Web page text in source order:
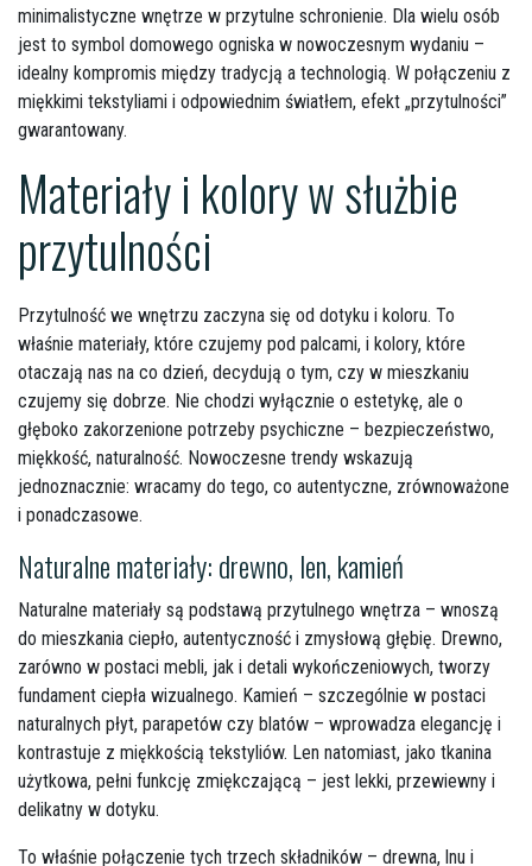
minimalistyczne wnętrze w przytulne schronienie. Dla wielu osób
jest to symbol domowego ogniska w nowoczesnym wydaniu –
idealny kompromis między tradycją a technologią. W połączeniu z
miękkimi tekstyliami i odpowiednim światłem, efekt „przytulności”
gwarantowany.
Materiały i kolory w służbie
przytulności
Przytulność we wnętrzu zaczyna się od dotyku i koloru. To
właśnie materiały, które czujemy pod palcami, i kolory, które
otaczają nas na co dzień, decydują o tym, czy w mieszkaniu
czujemy się dobrze. Nie chodzi wyłącznie o estetykę, ale o
głęboko zakorzenione potrzeby psychiczne – bezpieczeństwo,
miękkość, naturalność. Nowoczesne trendy wskazują
jednoznacznie: wracamy do tego, co autentyczne, zrównoważone
i ponadczasowe.
Naturalne materiały: drewno, len, kamień
Naturalne materiały są podstawą przytulnego wnętrza – wnoszą
do mieszkania ciepło, autentyczność i zmysłową głębię. Drewno,
zarówno w postaci mebli, jak i detali wykończeniowych, tworzy
fundament ciepła wizualnego. Kamień – szczególnie w postaci
naturalnych płyt, parapetów czy blatów – wprowadza elegancję i
kontrastuje z miękkością tekstyliów. Len natomiast, jako tkanina
użytkowa, pełni funkcję zmiękczającą – jest lekki, przewiewny i
delikatny w dotyku.
To właśnie połączenie tych trzech składników – drewna, lnu i